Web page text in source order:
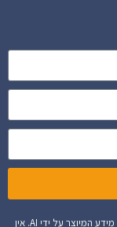
המידע המוצר באתר זה הינו מידע הנלקח מספק המוצר או מידע המיוצר על ידי AI. אין